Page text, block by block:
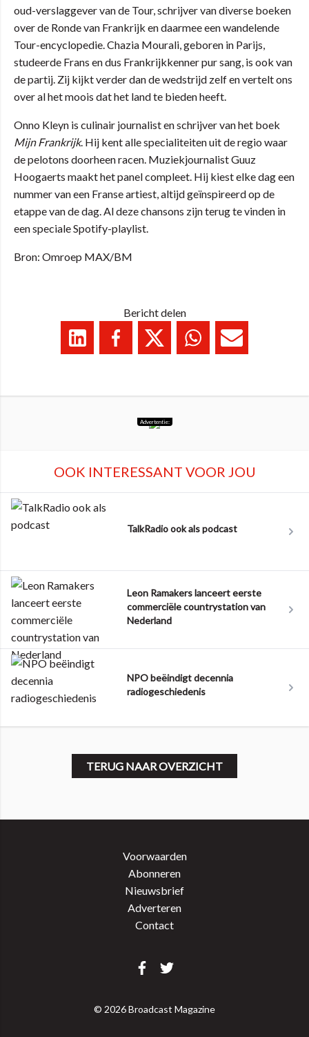
oud-verslaggever van de Tour, schrijver van diverse boeken
over de Ronde van Frankrijk en daarmee een wandelende
Tour-encyclopedie. Chazia Mourali, geboren in Parijs,
studeerde Frans en dus Frankrijkkenner pur sang, is ook van
de partij. Zij kijkt verder dan de wedstrijd zelf en vertelt ons
over al het moois dat het land te bieden heeft.
Onno Kleyn is culinair journalist en schrijver van het boek
Mijn Frankrijk. Hij kent alle specialiteiten uit de regio waar
de pelotons doorheen racen. Muziekjournalist Guuz
Hoogaerts maakt het panel compleet. Hij kiest elke dag een
nummer van een Franse artiest, altijd geïnspireerd op de
etappe van de dag. Al deze chansons zijn terug te vinden in
een speciale Spotify-playlist.
Bron: Omroep MAX/BM
Bericht delen
Advertentie:
OOK INTERESSANT VOOR JOU
TalkRadio ook als podcast
Leon Ramakers lanceert eerste
commerciële countrystation van
Nederland
NPO beëindigt decennia
radiogeschiedenis
TERUG NAAR OVERZICHT
Voorwaarden
Abonneren
Nieuwsbrief
Adverteren
Contact
© 2026 Broadcast Magazine